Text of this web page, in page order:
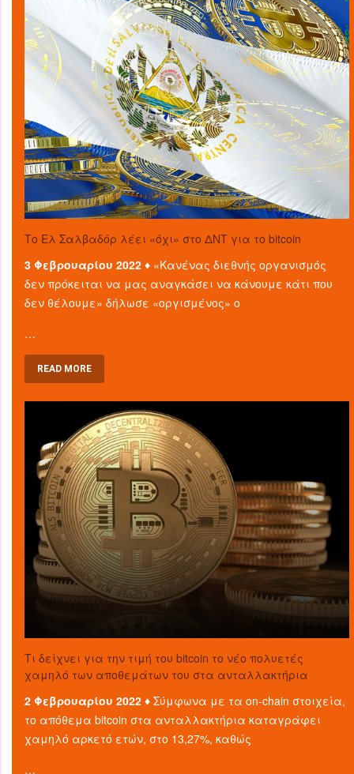
Το Ελ Σαλβαδόρ λέει «όχι» στο ΔΝΤ για το bitcoin
3 Φεβρουαρίου 2022 ♦ «Κανένας διεθνής οργανισμός
δεν πρόκειται να μας αναγκάσει να κάνουμε κάτι που
δεν θέλουμε» δήλωσε «οργισμένος» ο
…
READ MORE
Τι δείχνει για την τιμή του bitcoin το νέο πολυετές
χαμηλό των αποθεμάτων του στα ανταλλακτήρια
2 Φεβρουαρίου 2022 ♦Σύμφωνα με τα on-chain στοιχεία,
το απόθεμα bitcoin στα ανταλλακτήρια καταγράφει
χαμηλό αρκετό ετών, στο 13,27%, καθώς
…